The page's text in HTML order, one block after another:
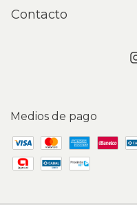
Contacto
Medios de pago